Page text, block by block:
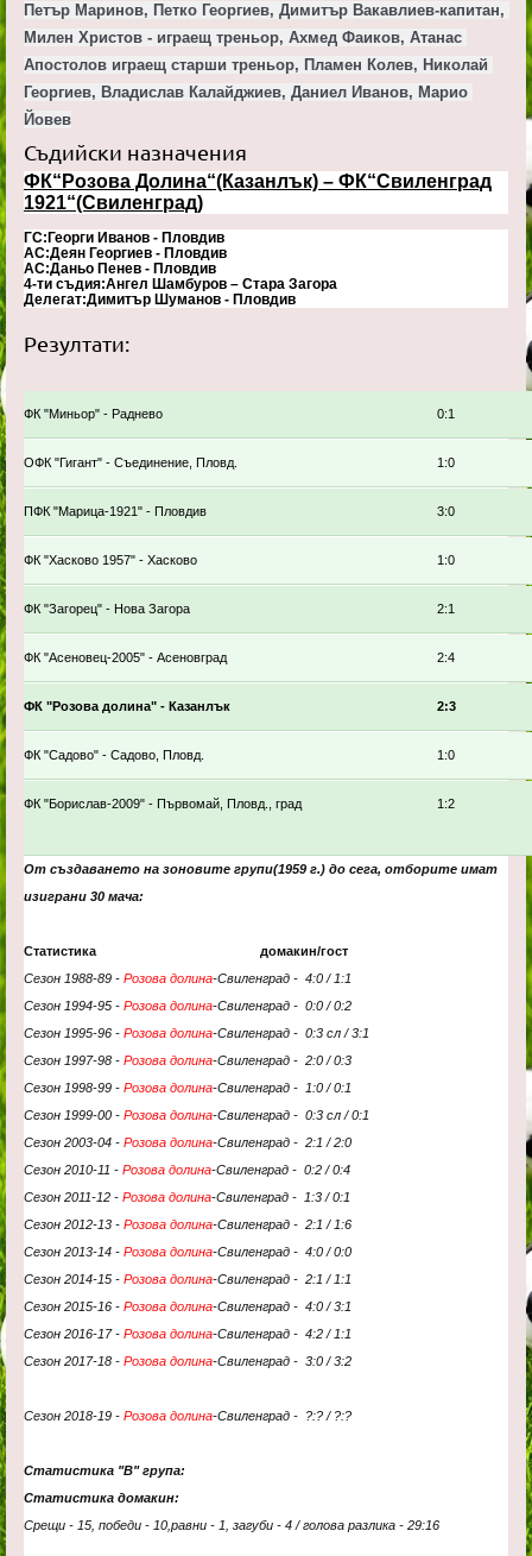
Петър Маринов, Петко Георгиев, Димитър Вакавлиев-капитан,
Милен Христов - играещ треньор, Ахмед Фаиков, Атанас
Апостолов играещ старши треньор, Пламен Колев, Николай
Георгиев, Владислав Калайджиев, Даниел Иванов, Марио
Йовев
Съдийски назначения
ФК“Розова Долина“(Казанлък) – ФК“Свиленград
1921“(Свиленград)
ГС:Георги Иванов - Пловдив
АС:Деян Георгиев - Пловдив
АС:Даньо Пенев - Пловдив
4-ти съдия:Ангел Шамбуров – Стара Загора
Делегат:Димитър Шуманов - Пловдив
Резултати:
ФК "Миньор" - Раднево 0:1
ОФК "Гигант" - Съединение, Пловд. 1:0
ПФК "Марица-1921" - Пловдив 3:0
ФК "Хасково 1957" - Хасково 1:0
ФК "Загорец" - Нова Загора 2:1
ФК "Асеновец-2005" - Асеновград 2:4
ФК "Розова долина" - Казанлък 2:3
ФК "Садово" - Садово, Пловд. 1:0
ФК "Борислав-2009" - Първомай, Пловд., град 1:2
От създаването на зоновите групи(1959 г.) до сега, отборите имат
изиграни 30 мача:
Статистика домакин/гост
Сезон 1988-89 - Розова долина-Свиленград - 4:0 / 1:1
Сезон 1994-95 - Розова долина-Свиленград - 0:0 /0:2
Сезон 1995-96 - Розова долина-Свиленград - 0:3 сл / 3:1
Сезон 1997-98 - Розова долина-Свиленград - 2:0 / 0:3
Сезон 1998-99 - Розова долина-Свиленград - 1:0 / 0:1
Сезон 1999-00 - Розова долина-Свиленград - 0:3 сл / 0:1
Сезон 2003-04 - Розова долина-Свиленград - 2:1 / 2:0
Сезон 2010-11 - Розова долина-Свиленград - 0:2 / 0:4
Сезон 2011-12 - Розова долина-Свиленград - 1:3 / 0:1
Сезон 2012-13 - Розова долина-Свиленград - 2:1 / 1:6
Сезон 2013-14 - Розова долина-Свиленград - 4:0 / 0:0
Сезон 2014-15 - Розова долина-Свиленград - 2:1 / 1:1
Сезон 2015-16 - Розова долина-Свиленград - 4:0 / 3:1
Сезон 2016-17 - Розова долина-Свиленград - 4:2 / 1:1
Сезон 2017-18 - Розова долина-Свиленград - 3:0 / 3:2
Сезон 2018-19 - Розова долина-Свиленград - ?:? / ?:?
Статистика "В" група:
Статистика домакин:
Срещи - 15, победи - 10,равни - 1, загуби - 4 / голова разлика - 29:16